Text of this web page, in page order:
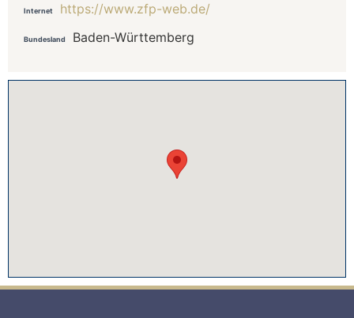
Internet https://www.zfp-web.de/
Bundesland Baden-Württemberg